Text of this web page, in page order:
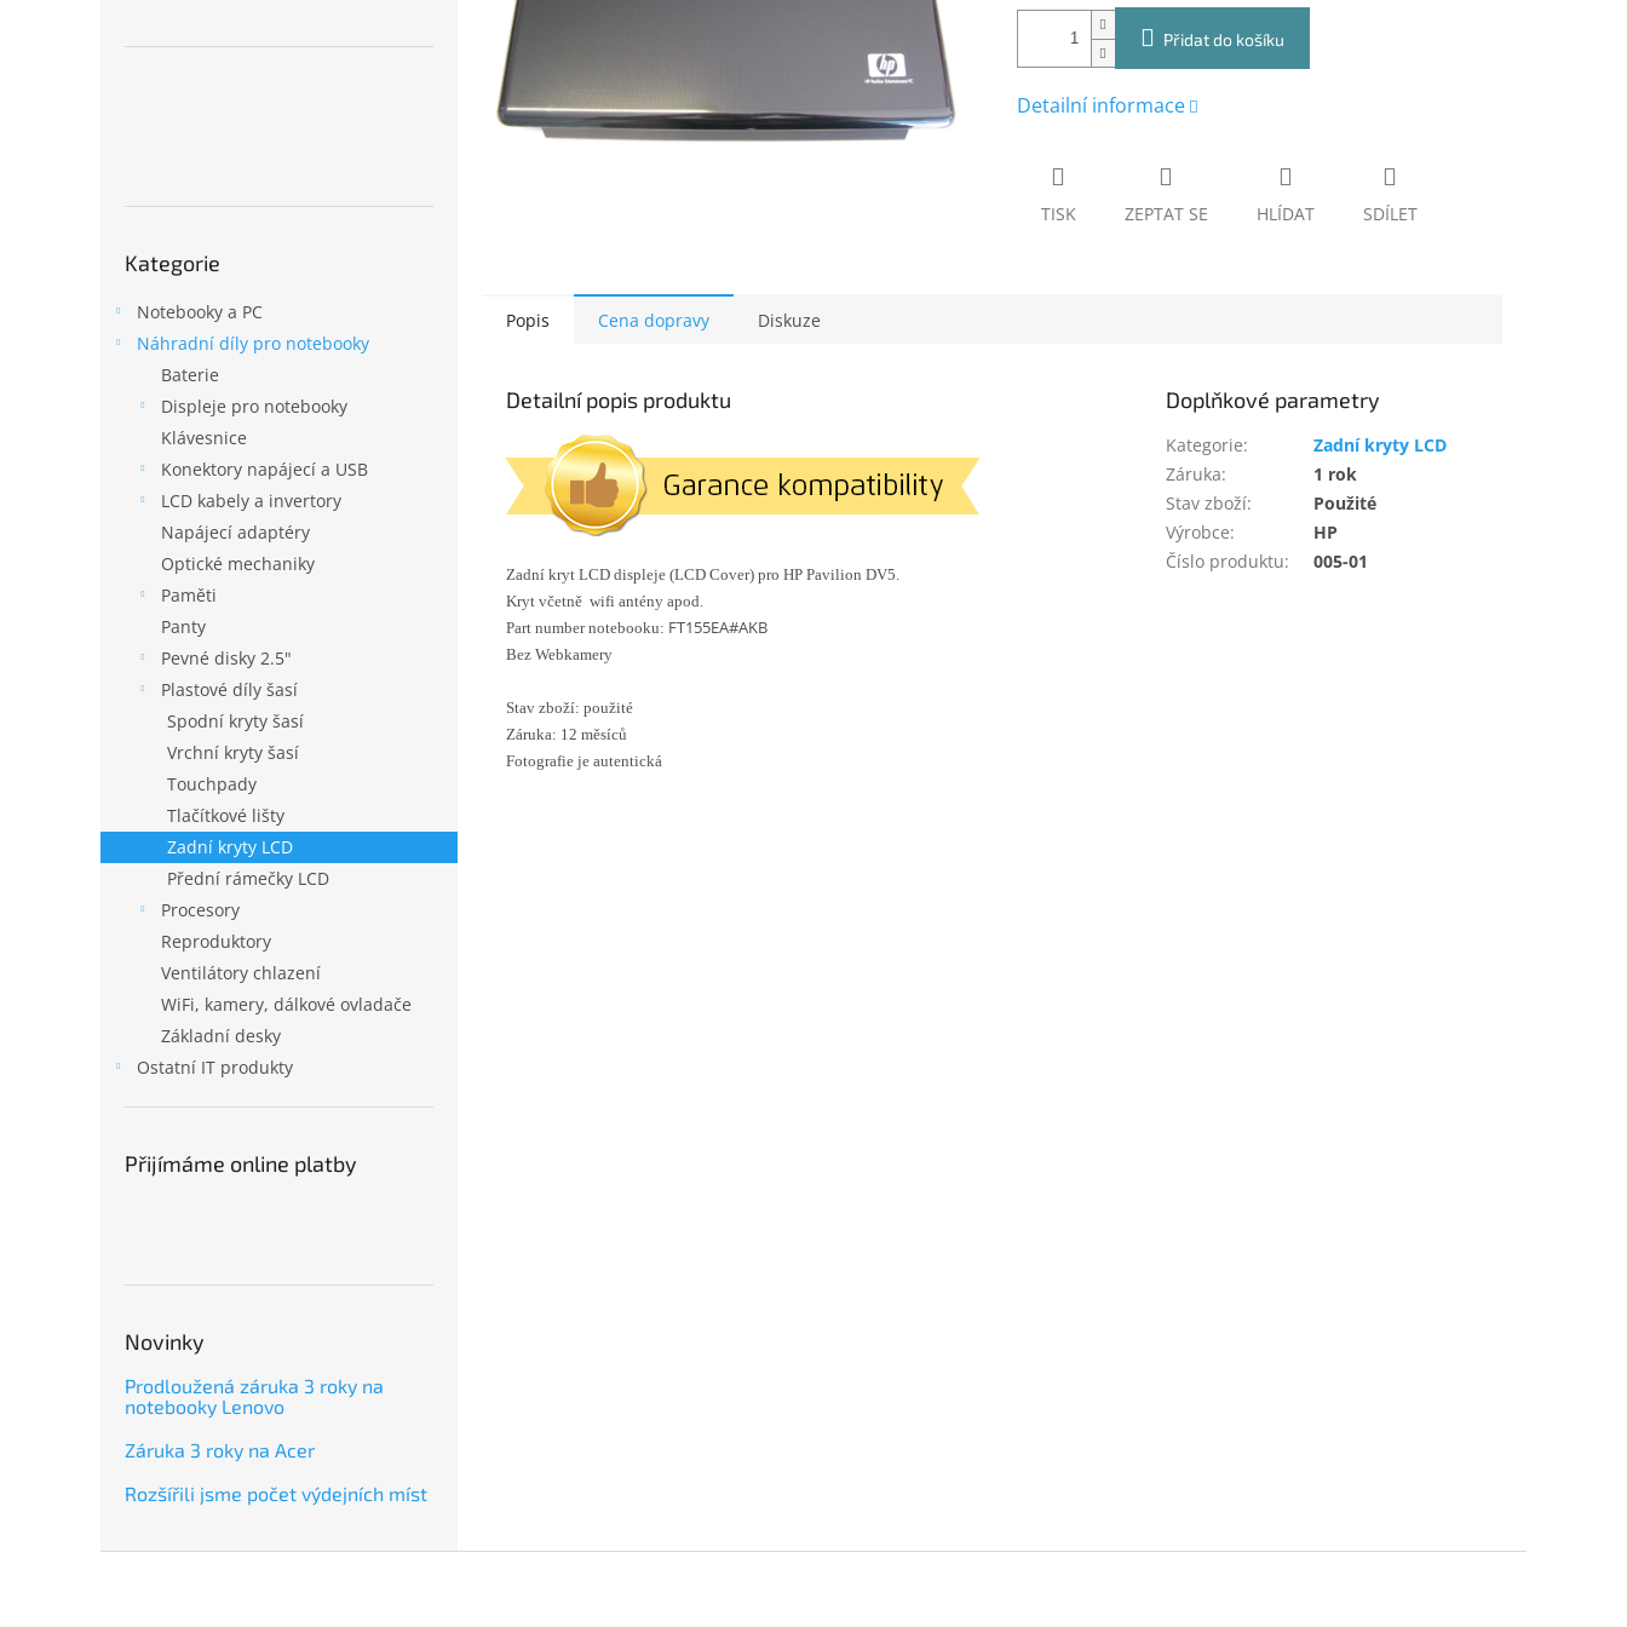
kategorie
Kategorie
Notebooky a PC
Náhradní díly pro notebooky
Baterie
Displeje pro notebooky
Klávesnice
Konektory napájecí a USB
LCD kabely a invertory
Napájecí adaptéry
Optické mechaniky
Paměti
Panty
Pevné disky 2.5"
Plastové díly šasí
Spodní kryty šasí
Vrchní kryty šasí
Touchpady
Tlačítkové lišty
Zadní kryty LCD
Přední rámečky LCD
Procesory
Reproduktory
Ventilátory chlazení
WiFi, kamery, dálkové ovladače
Základní desky
Ostatní IT produkty
Přijímáme online platby
Novinky
Prodloužená záruka 3 roky na
notebooky Lenovo
Záruka 3 roky na Acer
Rozšířili jsme počet výdejních míst
Přidat do košíku
Detailní informace
TISK ZEPTAT SE HLÍDAT SDÍLET
Popis Cena dopravy Diskuze
Detailní popis produktu
Zadní kryt LCD displeje (LCD Cover) pro HP Pavilion DV5.
Kryt včetně wifi antény apod.
Part number notebooku: FT155EA#AKB
Bez Webkamery
Stav zboží: použité
Záruka: 12 měsíců
Fotografie je autentická
Doplňkové parametry
Kategorie:
Zadní kryty LCD
Záruka:
1 rok
Stav zboží:
Použité
Výrobce:
HP
Číslo produktu: 005-01